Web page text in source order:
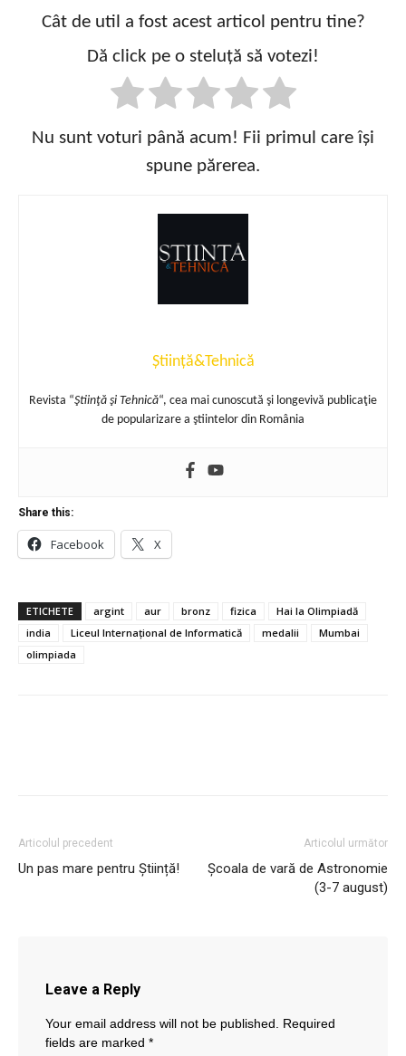
Cât de util a fost acest articol pentru tine?
Dă click pe o steluță să votezi!
Nu sunt voturi până acum! Fii primul care își
spune părerea.
Știință&Tehnică
Revista “Ştiinţă şi Tehnică“, cea mai cunoscută şi longevivă publicaţie
de popularizare a ştiintelor din România
Share this:
Facebook X
ETICHETE argint aur bronz fizica
Hai la Olimpiadă
india
Liceul Internațional de Informatică medalii
Mumbai
olimpiada
Articolul precedent
Un pas mare pentru Știință!
Articolul următor
Școala de vară de Astronomie
(3-7 august)
Leave a Reply
Your email address will not be published. Required
fields are marked *